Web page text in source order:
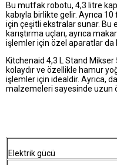
Bu mutfak robotu, 4,3 litre
kabıyla birlikte gelir. Ayrıca 10
için çeşitli ekstralar sunar. Bu
karıştırma uçları, ayrıca
işlemler için özel aparatlar da
Kitchenaid 4,3 L Stand Mikser
kolaydır ve özellikle hamur
işlemler için idealdir. Ayrıca,
malzemeleri sayesinde uzun
Elektrik gücü